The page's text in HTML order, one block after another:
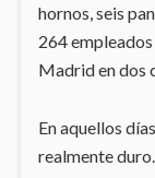
hornos, seis
264
Madrid en dos
En aquellos
realmente